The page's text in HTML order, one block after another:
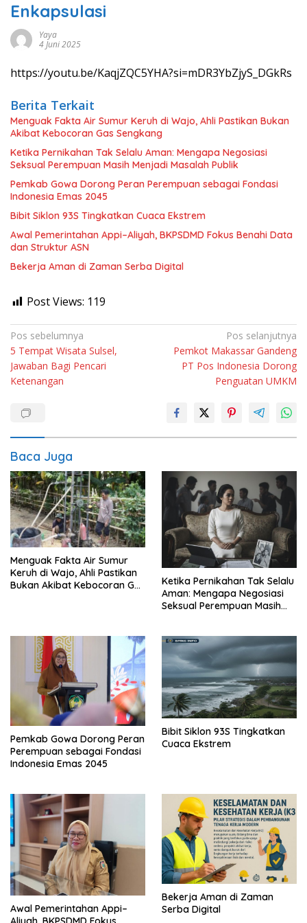
Enkapsulasi
Yaya
4 Juni 2025
https://youtu.be/KaqjZQC5YHA?si=mDR3YbZjyS_DGkRs
Berita Terkait
Menguak Fakta Air Sumur Keruh di Wajo, Ahli Pastikan Bukan
Akibat Kebocoran Gas Sengkang
Ketika Pernikahan Tak Selalu Aman: Mengapa Negosiasi
Seksual Perempuan Masih Menjadi Masalah Publik
Pemkab Gowa Dorong Peran Perempuan sebagai Fondasi
Indonesia Emas 2045
Bibit Siklon 93S Tingkatkan Cuaca Ekstrem
Awal Pemerintahan Appi–Aliyah, BKPSDMD Fokus Benahi Data
dan Struktur ASN
Bekerja Aman di Zaman Serba Digital
Post Views: 119
Navigasi
pos
Pos sebelumnya
5 Tempat Wisata Sulsel,
Jawaban Bagi Pencari
Ketenangan
Pos selanjutnya
Pemkot Makassar Gandeng
PT Pos Indonesia Dorong
Penguatan UMKM
Baca Juga
Menguak Fakta Air Sumur
Keruh di Wajo, Ahli Pastikan
Bukan Akibat Kebocoran Gas
Ketika Pernikahan Tak Selalu
Aman: Mengapa Negosiasi
Seksual Perempuan Masih
Pemkab Gowa Dorong Peran
Perempuan sebagai Fondasi
Indonesia Emas 2045
Bibit Siklon 93S Tingkatkan
Cuaca Ekstrem
Awal Pemerintahan Appi–
Bekerja Aman di Zaman
Serba Digital